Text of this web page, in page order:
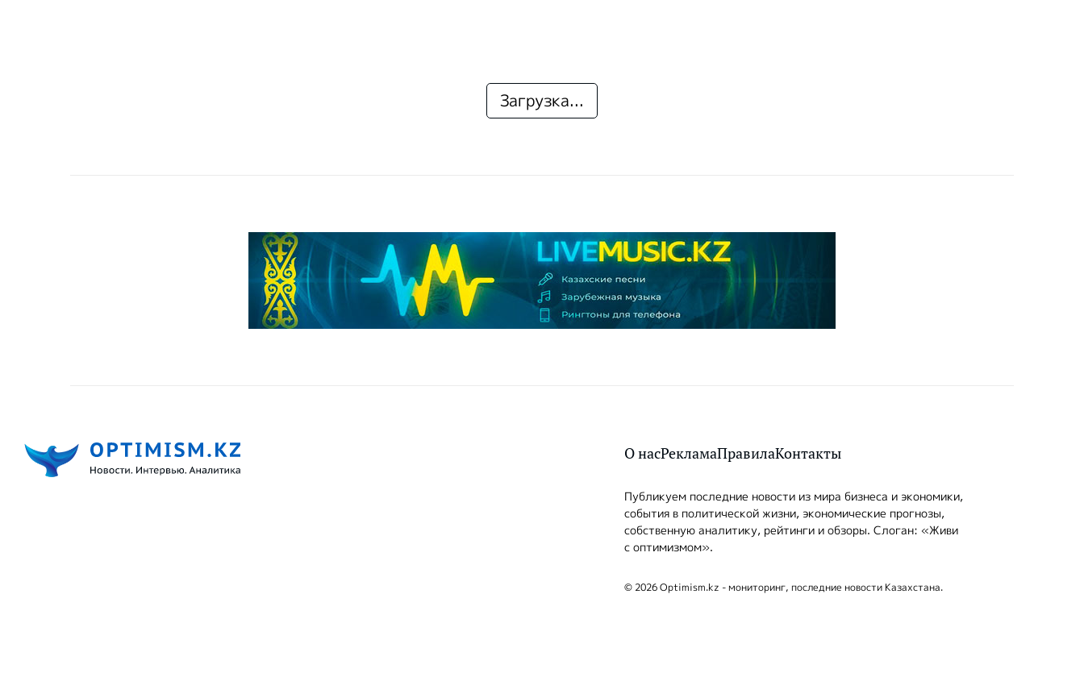
Загрузка...
О насРекламаПравилаКонтакты
Публикуем последние новости из мира бизнеса и экономики,
события в политической жизни, экономические прогнозы,
собственную аналитику, рейтинги и обзоры. Слоган: «Живи
с оптимизмом».
© 2026 Optimism.kz - мониторинг, последние новости Казахстана.